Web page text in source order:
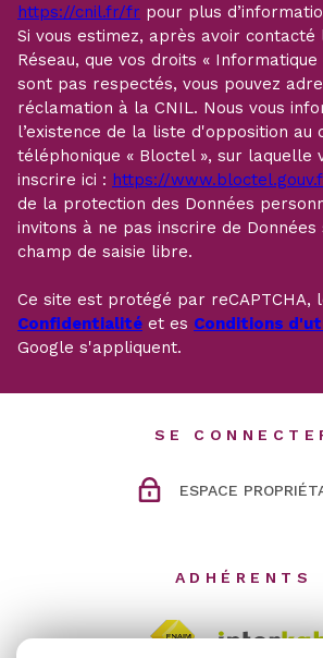
https://cnil.fr/fr pour plus
Si vous estimez, après avoir contacté
Réseau, que vos droits «
sont pas respectés, vous pouvez
réclamation à la CNIL. Nous vous
l’existence de la liste d'opposition au
téléphonique « Bloctel », sur laquelle
inscrire ici : https://
de la protection des Données
invitons à ne pas inscrire de
champ de saisie libre.
Ce site est protégé par reCAPTCHA,
Confidentialité et es Conditions
Google s'appliquent.
SE
ESPACE
ADHÉRENTS